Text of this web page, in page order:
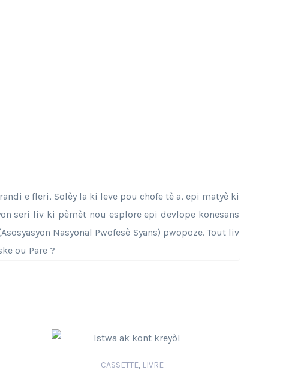
e fleri, Solèy la ki leve pou chofe tè a, epi matyè ki
seri liv ki pèmèt nou esplore epi devlope konesans
Nasyonal Pwofesè Syans) pwopoze. Tout liv
ou Pare ?
CASSETTE, LIVRE